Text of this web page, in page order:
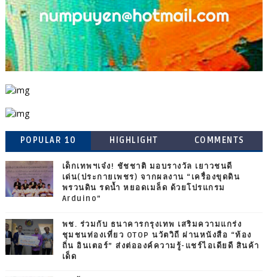
POPULAR 10 HIGHLIGHT COMMENTS
เด็กเทพฯเจ๋ง! ชัชชาติ มอบรางวัล เยาวชนดี
เด่น(ประกายเพชร) จากผลงาน “เครื่องขุดดิน
พรวนดิน รดน้ำ หยอดเมล็ด ด้วยโปรแกรม
Arduino”
พช. ร่วมกับ ธนาคารกรุงเทพ เสริมความแกร่ง
ชุมชนท่องเที่ยว OTOP นวัตวิถี ผ่านหนังสือ “ท้อง
ถิ่น อินเตอร์” ส่งต่อองค์ความรู้-แชร์ไอเดียดี สินค้า
เด็ด